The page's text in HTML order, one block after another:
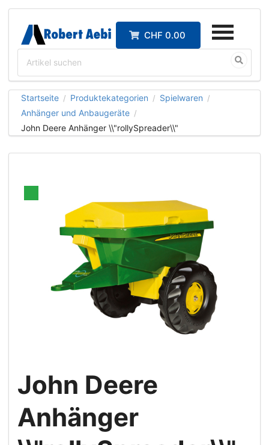
CHF 0.00
Startseite / Produktekategorien / Spielwaren /
Anhänger und Anbaugeräte /
John Deere Anhänger \\"rollySpreader\\"
John Deere
Anhänger